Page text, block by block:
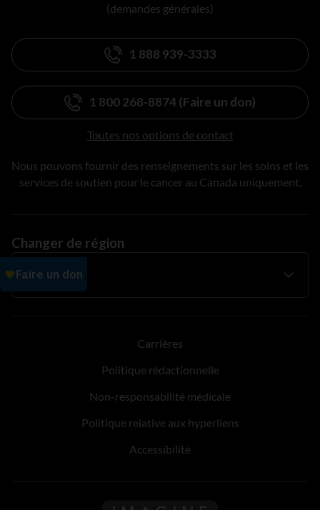
(demandes générales)
1 888 939-3333
1 800 268-8874 (Faire un don)
Toutes nos options de contact
Nous pouvons fournir des renseignements sur les soins et les
services de soutien pour le cancer au Canada uniquement.
Changer de région
Carrières
Politique rédactionnelle
Non-responsabilité médicale
Politique relative aux hyperliens
Accessibilité